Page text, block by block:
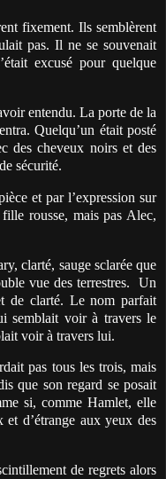
fixement. Ils semblèrent
pas. Il ne se souvenait
excusé pour quelque
entendu. La porte de la
Quelqu’un était posté
des cheveux noirs et des
sécurité.
et par l’expression sur
rousse, mais pas Alec,
clarté, sauge sclarée que
vue des terrestres.
Un
de clarté. Le nom parfait
semblait voir à travers le
voir à travers lui.
pas tous les trois, mais
que son regard se posait
si, comme Hamlet, elle
et d’étrange aux yeux des
de regrets alors